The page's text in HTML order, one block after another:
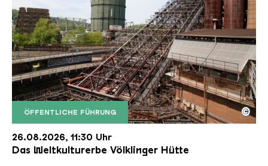
ÖFFENTLICHE FÜHRUNG
Der Erzschrägaufzug der Völklinger Hütte mit
Copyright: Weltkulturerbe Völklinger Hütte | Karl
©
26.08.2026, 11:30 Uhr
Das Weltkulturerbe Völklinger Hütte